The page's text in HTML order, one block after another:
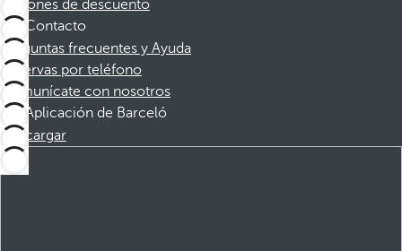
Cupones de descuento
Contacto
Preguntas frecuentes y Ayuda
Reservas por teléfono
Comunícate con nosotros
Aplicación de Barceló
Descargar